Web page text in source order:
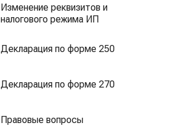
Изменение реквизитов и
налогового режима ИП
Декларация по форме 250
Декларация по форме 270
Правовые вопросы